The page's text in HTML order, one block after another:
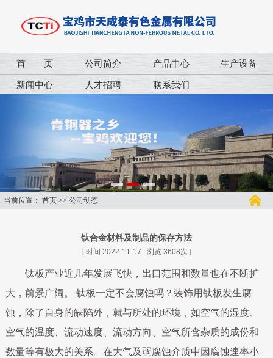
首 页 公司简介 产品中心 生产设备
新闻中心 人才招聘 联系我们
当前位置： 首页 >> 公司动态
钛合金材料及制品的保存方法
[ 时间:2022-11-17 | 浏览:3608次 ]
钛板产业近几年发展飞快，出口范围和数量也在不断扩
大，前景广阔。 钛板一定不会腐蚀吗？装饰用钛板发生腐
蚀，除了自身的缺陷外，就与所处的环境，如空气的湿度、
空气的温度、流动速度、流动方向、空气所含杂质的成份和
数量等有极大的关系。在大气及弱腐蚀介质中因腐蚀速率小